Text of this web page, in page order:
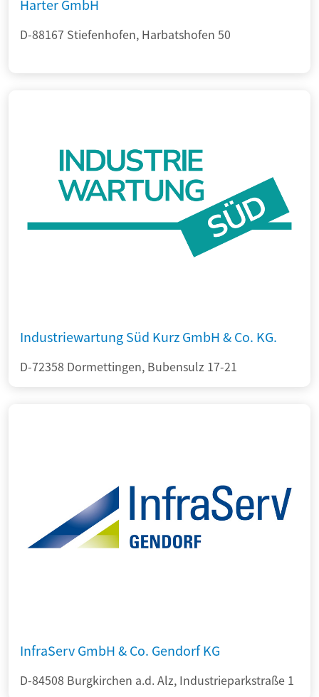
Harter GmbH
D-88167 Stiefenhofen, Harbatshofen 50
Industriewartung Süd Kurz GmbH & Co. KG.
D-72358 Dormettingen, Bubensulz 17-21
InfraServ GmbH & Co. Gendorf KG
D-84508 Burgkirchen a.d. Alz, Industrieparkstraße 1